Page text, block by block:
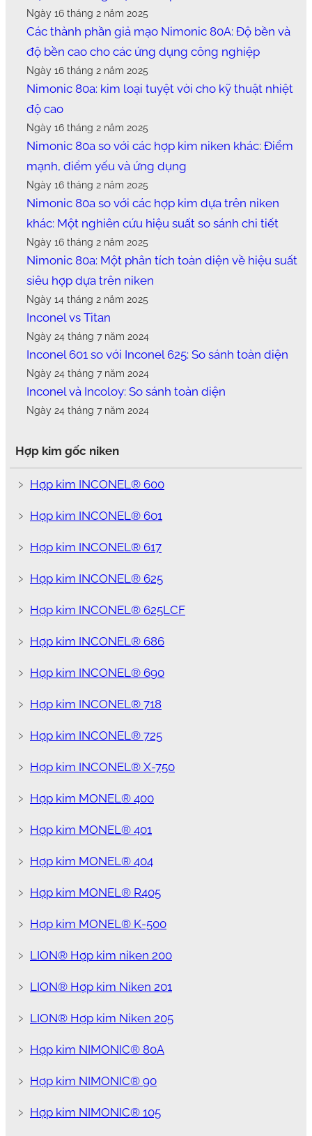
Ngày 16 tháng 2 năm 2025
Các thành phần giả mạo Nimonic 80A: Độ bền và
độ bền cao cho các ứng dụng công nghiệp
Ngày 16 tháng 2 năm 2025
Nimonic 80a: kim loại tuyệt vời cho kỹ thuật nhiệt
độ cao
Ngày 16 tháng 2 năm 2025
Nimonic 80a so với các hợp kim niken khác: Điểm
mạnh, điểm yếu và ứng dụng
Ngày 16 tháng 2 năm 2025
Nimonic 80a so với các hợp kim dựa trên niken
khác: Một nghiên cứu hiệu suất so sánh chi tiết
Ngày 16 tháng 2 năm 2025
Nimonic 80a: Một phân tích toàn diện về hiệu suất
siêu hợp dựa trên niken
Ngày 14 tháng 2 năm 2025
Inconel vs Titan
Ngày 24 tháng 7 năm 2024
Inconel 601 so với Inconel 625: So sánh toàn diện
Ngày 24 tháng 7 năm 2024
Inconel và Incoloy: So sánh toàn diện
Ngày 24 tháng 7 năm 2024
Hợp kim gốc niken
﹥ Hợp kim INCONEL® 600
﹥ Hợp kim INCONEL® 601
﹥ Hợp kim INCONEL® 617
﹥ Hợp kim INCONEL® 625
﹥ Hợp kim INCONEL® 625LCF
﹥ Hợp kim INCONEL® 686
﹥ Hợp kim INCONEL® 690
﹥ Hợp kim INCONEL® 718
﹥ Hợp kim INCONEL® 725
﹥ Hợp kim INCONEL® X-750
﹥ Hợp kim MONEL® 400
﹥ Hợp kim MONEL® 401
﹥ Hợp kim MONEL® 404
﹥ Hợp kim MONEL® R405
﹥ Hợp kim MONEL® K-500
﹥ LION® Hợp kim niken 200
﹥ LION® Hợp kim Niken 201
﹥ LION® Hợp kim Niken 205
﹥ Hợp kim NIMONIC® 80A
﹥ Hợp kim NIMONIC® 90
﹥ Hợp kim NIMONIC® 105